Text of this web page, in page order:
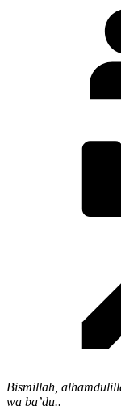
Bismillah,
wa ba’du..